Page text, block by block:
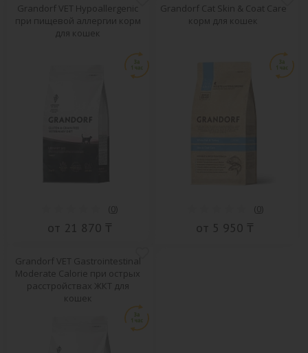
Grandorf VET Hypoallergenic
при пищевой аллергии корм
для кошек
(0)
от 21 870 ₸
Grandorf Cat Skin & Coat Care
корм для кошек
(0)
от 5 950 ₸
Grandorf VET Gastrointestinal
Moderate Calorie при острых
расстройствах ЖКТ для
кошек